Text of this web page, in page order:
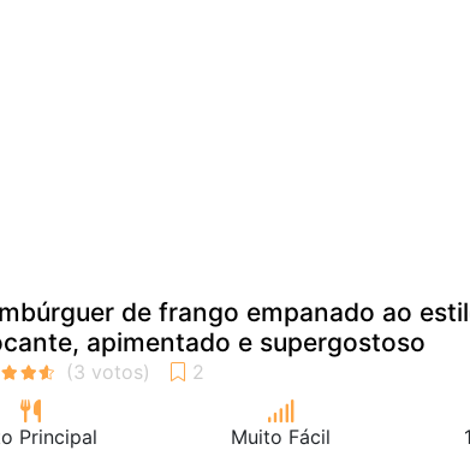
de frango empanado ao
apimentado e supergostoso
Principal Muito Fácil